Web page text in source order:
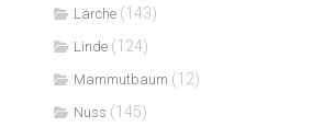
Lärche (143)
Linde (124)
Mammutbaum (12)
Nuss (145)